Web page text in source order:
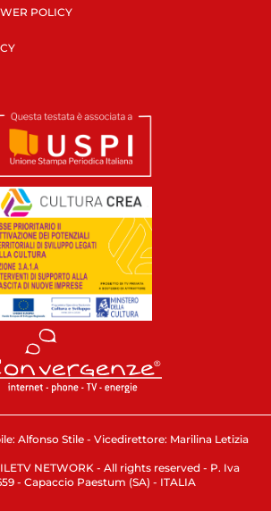
POLICY
Alfonso Stile - Vicedirettore: Marilina Letizia
NETWORK - All rights reserved - P. Iva
- Capaccio Paestum (SA) - ITALIA